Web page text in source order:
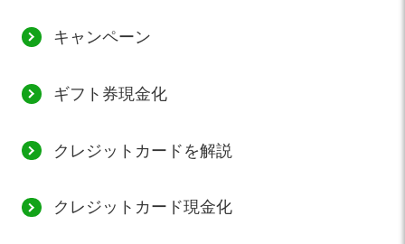
キャンペーン
ギフト券現金化
クレジットカードを解説
クレジットカード現金化